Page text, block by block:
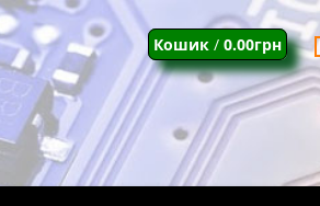
Кошик / 0.00грн